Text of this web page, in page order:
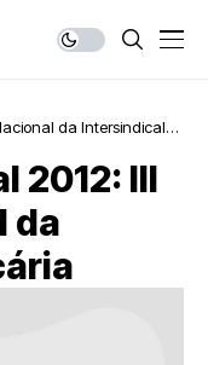
da Intersindical
2012: III
da